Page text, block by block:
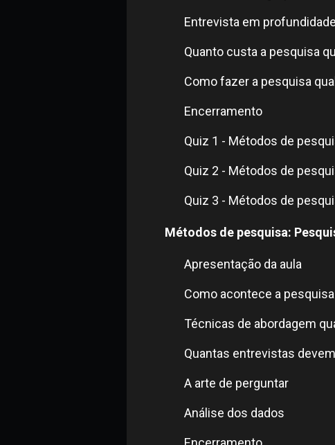
Entrevista em
Quanto custa a pesquisa
Como fazer a pesquisa
Encerramento
Quiz 1 - Métodos de
Quiz 2 - Métodos de
Quiz 3 - Métodos de
Métodos de pesquisa:
Apresentação da aula
Como acontece a
Técnicas de abordagem
Quantas entrevistas
A arte de perguntar
Análise dos dados